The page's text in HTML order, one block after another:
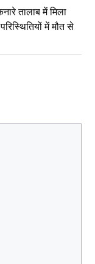
तालाब में मिला
में मौत से